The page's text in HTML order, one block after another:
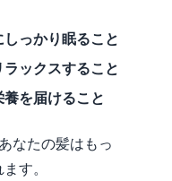
っかり眠ること
ックスすること
を届けること
なたの髪はもっ
す。